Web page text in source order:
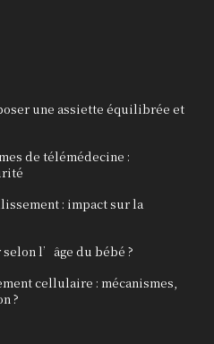
une assiette équilibrée et
de télémédecine :
: impact sur la
l’âge du bébé ?
cellulaire : mécanismes,
?